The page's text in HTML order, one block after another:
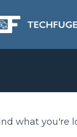
what you're